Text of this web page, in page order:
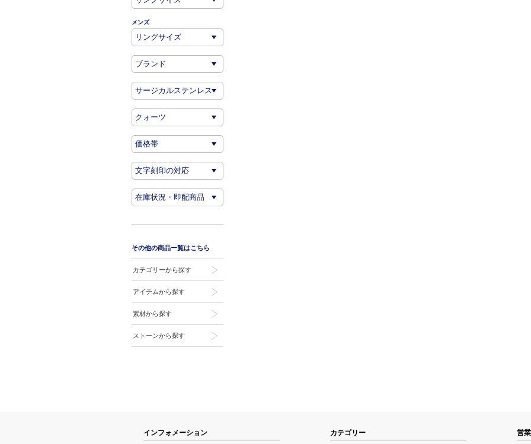
メンズ
その他の商品一覧はこちら
カテゴリーから探す
アイテムから探す
素材から探す
ストーンから探す
インフォメーション カテゴリー 営